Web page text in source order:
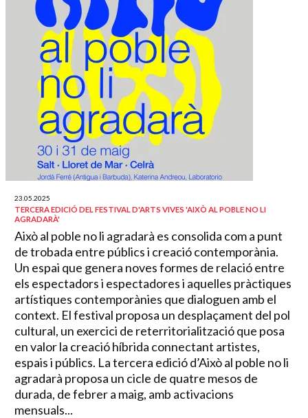
23.05.2025
TERCERA EDICIÓ DEL FESTIVAL D'ARTS VIVES 'AIXÒ AL POBLE NO LI
AGRADARÀ'
Això al poble no li agradarà es consolida com a punt
de trobada entre públics i creació contemporània.
Un espai que genera noves formes de relació entre
els espectadors i espectadores i aquelles pràctiques
artístiques contemporànies que dialoguen amb el
context. El festival proposa un desplaçament del pol
cultural, un exercici de reterritorialització que posa
en valor la creació híbrida connectant artistes,
espais i públics. La tercera edició d’Això al poble no li
agradarà proposa un cicle de quatre mesos de
durada, de febrer a maig, amb activacions
mensuals...